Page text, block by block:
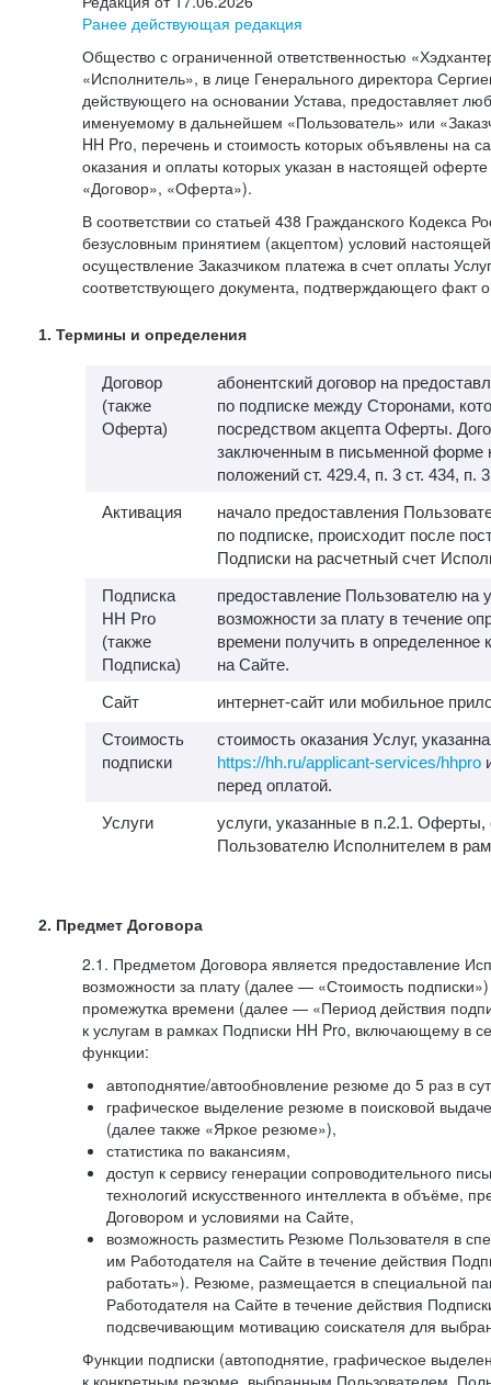
Ранее действующая редакция
Общество с ограниченной ответственностью
«Исполнитель», в лице Генерального директора
действующего на основании Устава, предоставляет
именуемому в дальнейшем «Пользователь» или
HH Pro, перечень и стоимость которых объявлены на
оказания и оплаты которых указан в настоящей
«Договор», «Оферта»).
В соответствии со статьей 438 Гражданского Кодекса
безусловным принятием (акцептом) условий
осуществление Заказчиком платежа в счет оплаты
соответствующего документа, подтверждающего факт
1. Термины и определения
Договор
(также
Оферта)
абонентский договор на
по подписке между Сторонами,
посредством акцепта Оферты.
заключенным в письменной форме
положений ст. 429.4, п. 3 ст. 434, п.
Активация
начало предоставления
по подписке, происходит после
Подписки на расчетный счет
Подписка
HH Pro
(также
Подписка)
предоставление Пользователю на
возможности за плату в течение
времени получить в определенное
на Сайте.
Сайт
интернет-сайт или мобильное
Стоимость
подписки
стоимость оказания Услуг,
https://hh.ru/applicant-services/hhpro
перед оплатой.
Услуги
услуги, указанные в п.2.1.
Пользователю Исполнителем в
2. Предмет Договора
2.1. Предметом Договора является предоставление
возможности за плату (далее — «Стоимость
промежутка времени (далее — «Период действия
к услугам в рамках Подписки HH Pro, включающему в
функции:
автоподнятие/автообновление резюме до 5 раз в
графическое выделение резюме в поисковой
(далее также «Яркое резюме»),
статистика по вакансиям,
доступ к сервису генерации сопроводительного
технологий искусственного интеллекта в объёме,
Договором и условиями на Сайте,
возможность разместить Резюме Пользователя в
им Работодателя на Сайте в течение действия
работать»). Резюме, размещается в специальной
Работодателя на Сайте в течение действия
подсвечивающим мотивацию соискателя для
Функции подписки (автоподнятие, графическое
к конкретным резюме, выбранным Пользователем.